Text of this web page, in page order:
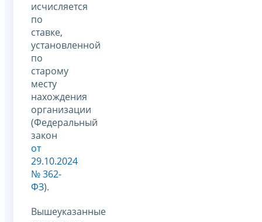
исчисляется
по
ставке,
установленной
по
старому
месту
нахождения
организации
(Федеральный
закон
от
29.10.2024
№ 362-
ФЗ).
Вышеуказанные